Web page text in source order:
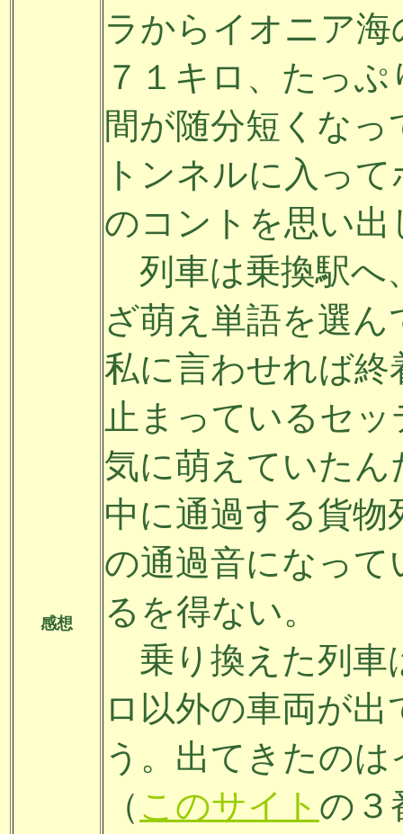
感想
ラからイオニア
７１キロ、たっ
間が随分短くな
トンネルに入っ
のコントを思い出
列車は乗換駅へ
ざ萌え単語を選
私に言わせれば終
止まっているセ
気に萌えていた
中に通過する貨物
の通過音になっ
るを得ない。
乗り換えた列車
ロ以外の車両が
う。出てきたの
（ このサイト の３